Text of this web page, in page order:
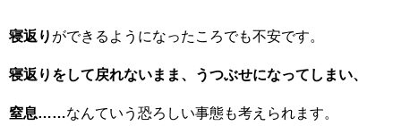
寝返り ができるようになったころでも不安です。
寝返りをして戻れないまま、うつぶせになってしまい、
窒息……なんていう恐ろしい事態も考えられます。